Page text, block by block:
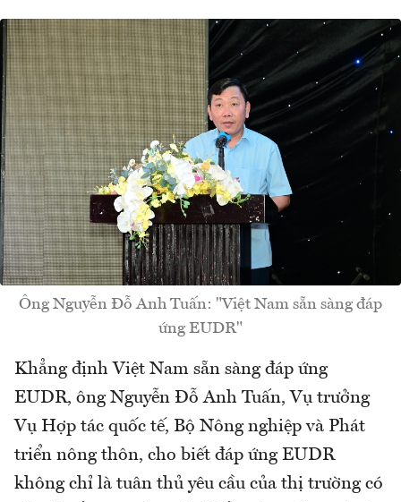
Ông Nguyễn Đỗ Anh Tuấn: "Việt Nam sẵn sàng đáp
ứng EUDR"
Khẳng định Việt Nam sẵn sàng đáp ứng
EUDR, ông Nguyễn Đỗ Anh Tuấn, Vụ trưởng
Vụ Hợp tác quốc tế, Bộ Nông nghiệp và Phát
triển nông thôn, cho biết đáp ứng EUDR
không chỉ là tuân thủ yêu cầu của thị trường có